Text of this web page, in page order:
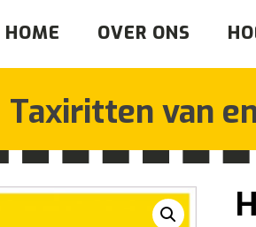
HOME OVER ONS
Taxiritten van